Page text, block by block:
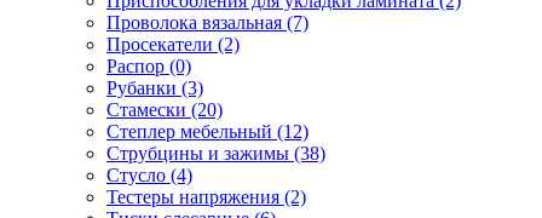
Проволока вязальная (7)
Просекатели (2)
Распор (0)
Рубанки (3)
Стамески (20)
Степлер мебельный (12)
Струбцины и зажимы (38)
Стусло (4)
Тестеры напряжения (2)